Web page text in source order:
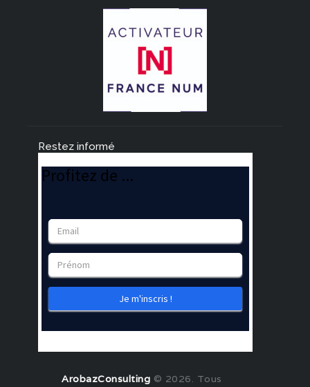
Restez informé
ArobazConsulting © 2026. Tous